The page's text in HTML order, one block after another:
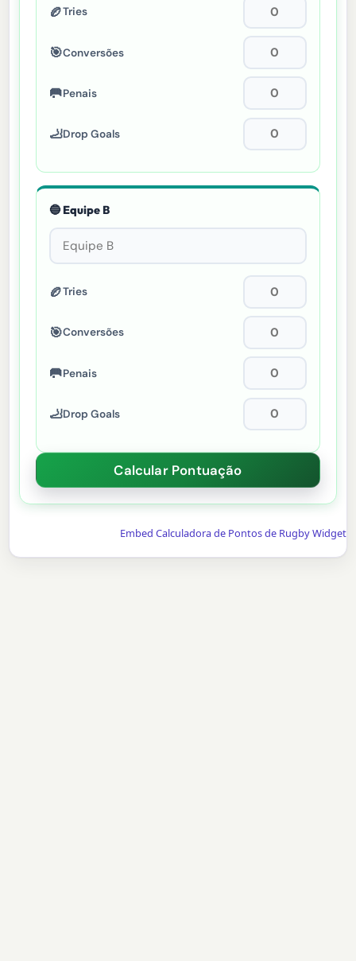
🏉Tries
🎯Conversões
🥅Penais
🦶Drop Goals
🔵 Equipe B
🏉Tries
🎯Conversões
🥅Penais
🦶Drop Goals
Embed Calculadora de Pontos de Rugby Widget